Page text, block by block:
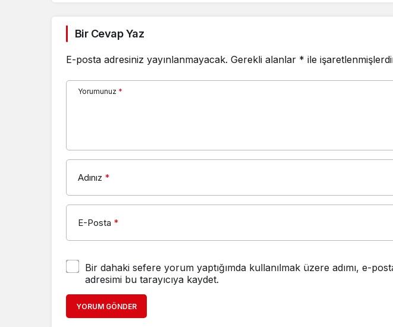
Bir Cevap Yaz
E-posta adresiniz yayınlanmayacak. Gerekli alanlar * ile
Yorumunuz *
Adınız *
E-Posta *
Bir dahaki sefere yorum yaptığımda kullanılmak üzere adımı, e-
adresimi bu tarayıcıya kaydet.
YORUM GÖNDER